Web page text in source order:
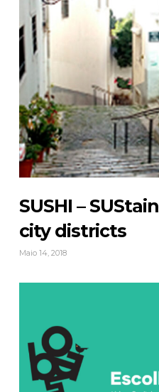
SUSHI –
city districts
Maio 14, 2018